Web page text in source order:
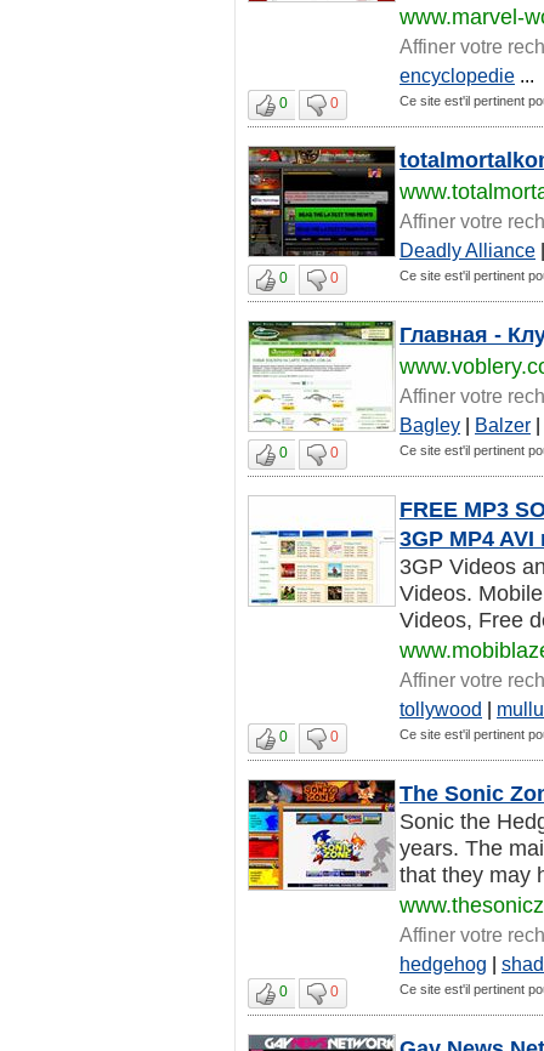
www.marvel-
Affiner votre
encyclopedie ...
0 0 Ce site est'il pertinent
Affiner votre
Deadly Alliance
0 0 Ce site est'il pertinent
Главная -
Affiner votre
Bagley | Balzer |
0 0 Ce site est'il pertinent
FREE MP3
3GP MP4
3GP Videos
Videos.
Videos, Free
Affiner votre
tollywood |
0 0 Ce site est'il pertinent
The Sonic
Sonic the
years. The
that they may
Affiner votre
hedgehog |
0 0 Ce site est'il pertinent